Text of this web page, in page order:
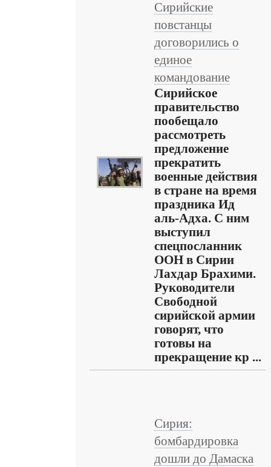
Сирийские
повстанцы
договорились о
единое
командование
Сирийское
правительство
пообещало
рассмотреть
предложение
прекратить
военные действия
в стране на время
праздника Ид
аль-Адха. С ним
выступил
спецпосланник
ООН в Сирии
Лахдар Брахими.
Руководители
Свободной
сирийской армии
говорят, что
готовы на
прекращение кр ...
Сирия:
бомбардировка
дошли до Дамаска